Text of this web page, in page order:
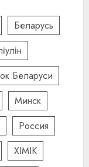
Беларусь
Беларуси
Минск
Россия
ХІМІК